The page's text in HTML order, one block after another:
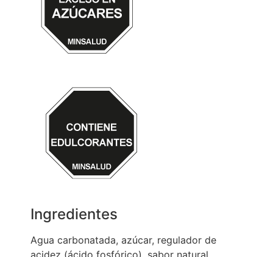
Ingredientes
Agua carbonatada, azúcar, regulador de
acidez (ácido fosfórico), sabor natural